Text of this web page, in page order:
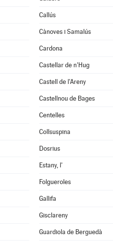
Callús
Cànoves i Samalús
Cardona
Castellar de n'Hug
Castell de l'Areny
Castellnou de Bages
Centelles
Collsuspina
Dosrius
Estany, l'
Folgueroles
Gallifa
Gisclareny
Guardiola de Berguedà